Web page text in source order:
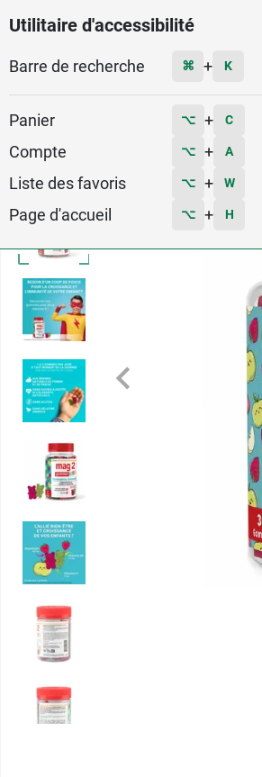
Utilitaire d'accessibilité
Barre de recherche ⌘ + K
Panier ⌥ + C
Compte ⌥ + A
Liste des favoris ⌥ + W
Page d'accueil ⌥ + H
Menu
Complément